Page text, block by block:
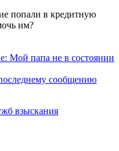
попали в кредитную
им?
Мой папа не в состоянии
сообщению
взыскания